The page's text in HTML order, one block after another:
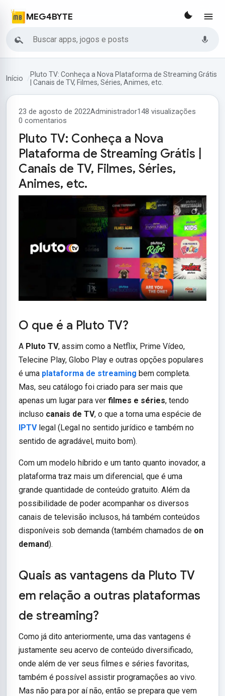
MEG4BYTE
Início
Pluto TV: Conheça a Nova Plataforma de Streaming Grátis
| Canais de TV, Filmes, Séries, Animes, etc.
23 de agosto de 2022Administrador148 visualizações
0 comentarios
Pluto TV: Conheça a Nova
Plataforma de Streaming Grátis |
Canais de TV, Filmes, Séries,
Animes, etc.
O que é a Pluto TV?
A Pluto TV, assim como a Netflix, Prime Vídeo,
Telecine Play, Globo Play e outras opções populares
é uma plataforma de streaming bem completa.
Mas, seu catálogo foi criado para ser mais que
apenas um lugar para ver filmes e séries, tendo
incluso canais de TV, o que a torna uma espécie de
IPTVlegal (Legal no sentido jurídico e também no
sentido de agradável, muito bom).
Com um modelo híbrido e um tanto quanto inovador, a
plataforma traz mais um diferencial, que é uma
grande quantidade de conteúdo gratuito. Além da
possibilidade de poder acompanhar os diversos
canais de televisão inclusos, há também conteúdos
disponíveis sob demanda (também chamados de on
demand).
Quais as vantagens da Pluto TV
em relação a outras plataformas
de streaming?
Como já dito anteriormente, uma das vantagens é
justamente seu acervo de conteúdo diversificado,
onde além de ver seus filmes e séries favoritas,
também é possível assistir programações ao vivo.
Mas não para por aí não, então se prepara que vem